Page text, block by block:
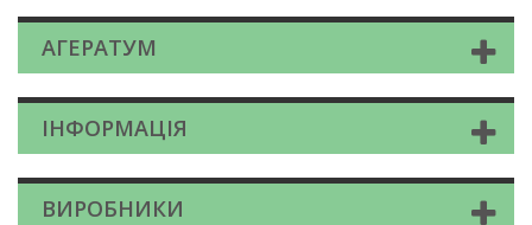
АГЕРАТУМ
ІНФОРМАЦІЯ
ВИРОБНИКИ